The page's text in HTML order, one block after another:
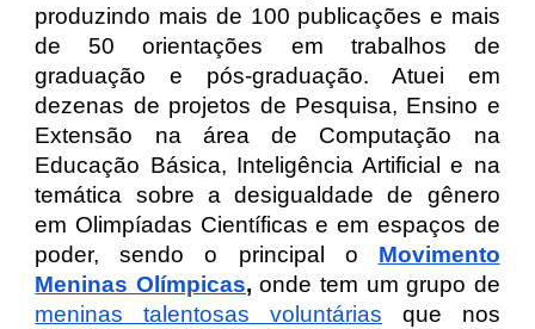
produzindo mais de 100 publicações e mais
de 50 orientações em trabalhos de
graduação e pós-graduação. Atuei em
dezenas de projetos de Pesquisa, Ensino e
Extensão na área de Computação na
Educação Básica, Inteligência Artificial e na
temática sobre a desigualdade de gênero
em Olimpíadas Científicas e em espaços de
poder, sendo o principal o Movimento
Meninas Olímpicas,onde tem um grupo de
meninas talentosas voluntárias que nos